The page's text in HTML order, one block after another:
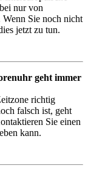
nur von
Wenn Sie noch nicht
jetzt zu tun.
geht immer
richtig
falsch ist, geht
Sie einen
kann.